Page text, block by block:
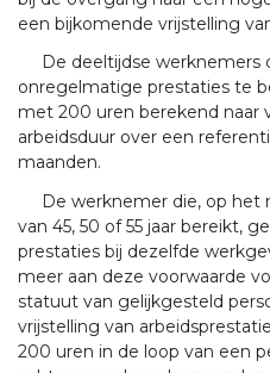
een bijkomende vrijstelling
De deeltijdse werknemers
onregelmatige prestaties te
met 200 uren berekend naar
arbeidsduur over een
maanden.
De werknemer die, op
van 45, 50 of 55 jaar bereikt,
prestaties bij dezelfde
meer aan deze voorwaarde
statuut van gelijkgesteld
vrijstelling van
200 uren in de loop van een